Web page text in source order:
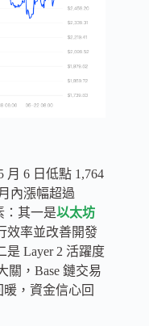
月 6 日低點 1,764
內漲幅超過
：其一是以太坊
效率並改善開發
Layer 2 活躍度
關，Base 鏈交易
，資金信心回